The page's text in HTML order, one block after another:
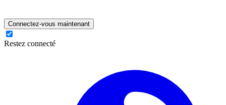
Connectez-vous maintenant
Restez connecté